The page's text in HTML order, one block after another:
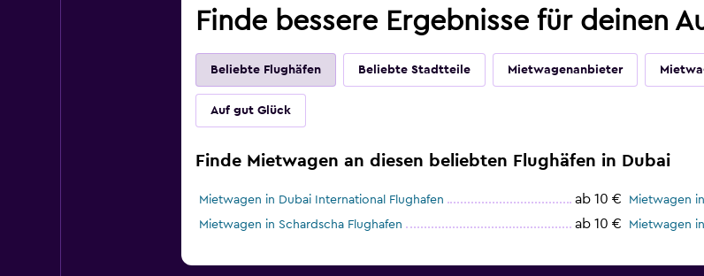
Finde bessere Ergebnisse für deinen
Beliebte Flughäfen Beliebte Stadtteile Mietwagenanbieter
Auf gut Glück
Finde Mietwagen an diesen beliebten Flughäfen in Dubai
Mietwagen in Dubai International Flughafen ab 10 € Mietwagen
Mietwagen in Schardscha Flughafen ab 10 € Mietwagen